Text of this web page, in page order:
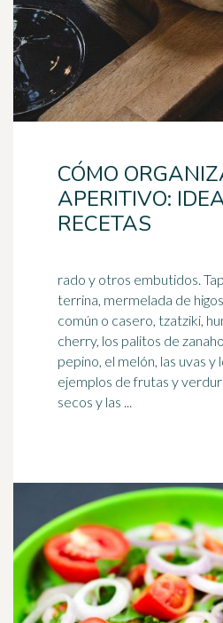
CÓMO
APERITIVO:
RECETAS
rado y otros embutidos. Tapenade, rillettes,
terrina, mermelada de
común o casero, tzatziki, hummus.
cherry, los palitos de
pepino, el melón, las uvas y
ejemplos de frutas y verduras. Los
secos y las ...